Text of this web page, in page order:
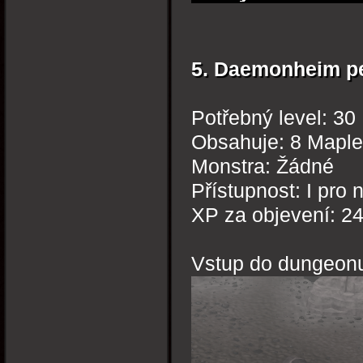
5. Daemonheim
Potřebný level: 30
Obsahuje: 8
Monstra: Žádné
Přístupnost: I pro
XP za objevení:
Vstup do